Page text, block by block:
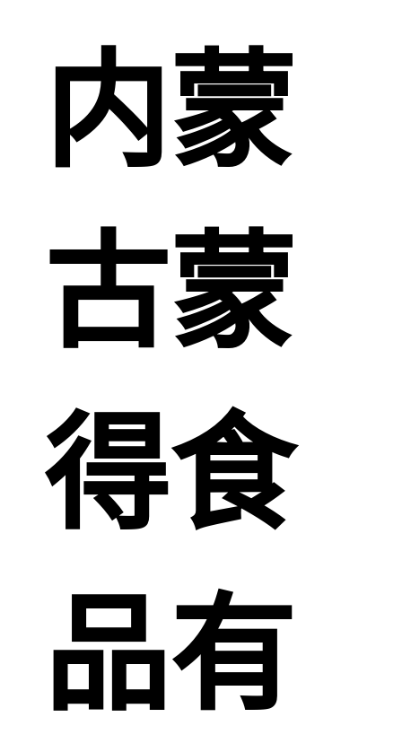
内蒙
古蒙
得食
品有